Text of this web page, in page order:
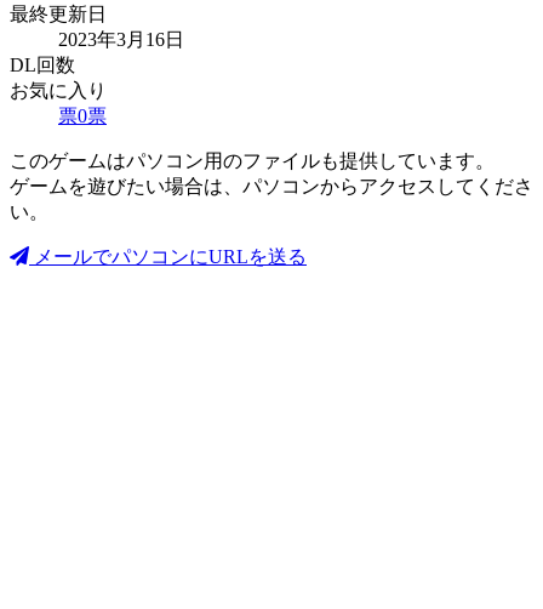
最終更新日
2023年3月16日
DL回数
お気に入り
票0票
このゲームはパソコン用のファイルも提供しています。
ゲームを遊びたい場合は、パソコンからアクセスしてくださ
い。
メールでパソコンにURLを送る